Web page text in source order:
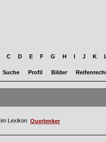
C D E F G H I J K
Suche Profil Bilder
Querlenker